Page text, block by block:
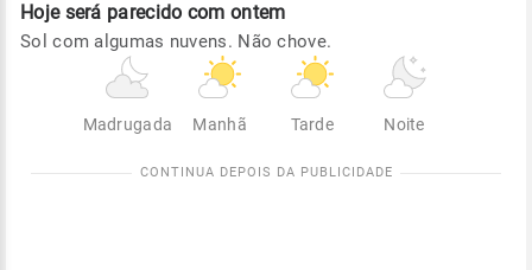
Hoje será parecido com ontem
Sol com algumas nuvens. Não chove.
Madrugada Manhã Tarde Noite